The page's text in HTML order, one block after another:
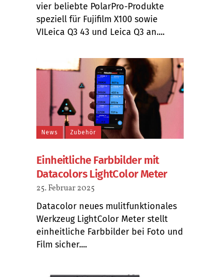
vier beliebte PolarPro-Produkte
speziell für Fujifilm X100 sowie
VILeica Q3 43 und Leica Q3 an....
News Zubehör
Einheitliche Farbbilder mit
Datacolors LightColor Meter
25. Februar 2025
Datacolor neues mulitfunktionales
Werkzeug LightColor Meter stellt
einheitliche Farbbilder bei Foto und
Film sicher....